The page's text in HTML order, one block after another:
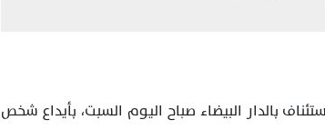
بالدار البيضاء صباح اليوم السبت، بأيداع شخص